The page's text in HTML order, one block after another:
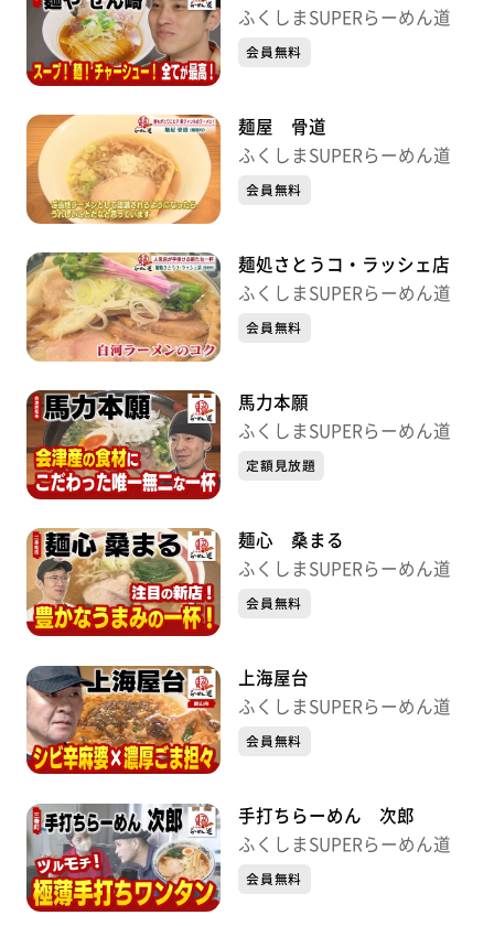
ふくしまSUPERらーめん道
会員無料
麺屋 骨道
ふくしまSUPERらーめん道
会員無料
麺処さとうコ・ラッシェ店
ふくしまSUPERらーめん道
会員無料
馬力本願
ふくしまSUPERらーめん道
定額見放題
麺心 桑まる
ふくしまSUPERらーめん道
会員無料
上海屋台
ふくしまSUPERらーめん道
会員無料
手打ちらーめん 次郎
ふくしまSUPERらーめん道
会員無料